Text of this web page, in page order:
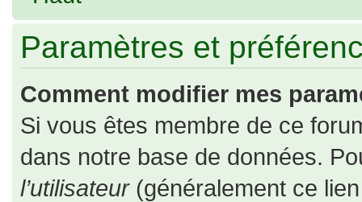
Paramètres et
Comment modifier mes
Si vous êtes membre de ce
dans notre base de données.
l’utilisateur(généralement ce